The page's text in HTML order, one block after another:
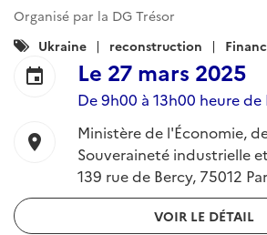
Organisé par la DG Trésor
Catégories
:
Ukraine reconstruction
event Le 27 mars 2025
De 9h00 à 13h00 heure de
location_on
Ministère de l'Économie,
Souveraineté industrielle
139 rue de Bercy, 75012
VOIR LE DÉTAIL